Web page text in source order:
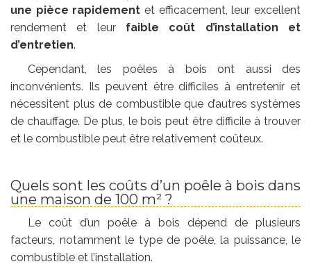
une pièce rapidement et efficacement, leur excellent
rendement et leur faible coût d’installation et
d’entretien.
Cependant, les poêles à bois ont aussi des
inconvénients. Ils peuvent être difficiles à entretenir et
nécessitent plus de combustible que d’autres systèmes
de chauffage. De plus, le bois peut être difficile à trouver
et le combustible peut être relativement coûteux.
Quels sont les coûts d’un poêle à bois dans
une maison de 100 m² ?
Le coût d’un poêle à bois dépend de plusieurs
facteurs, notamment le type de poêle, la puissance, le
combustible et l’installation.